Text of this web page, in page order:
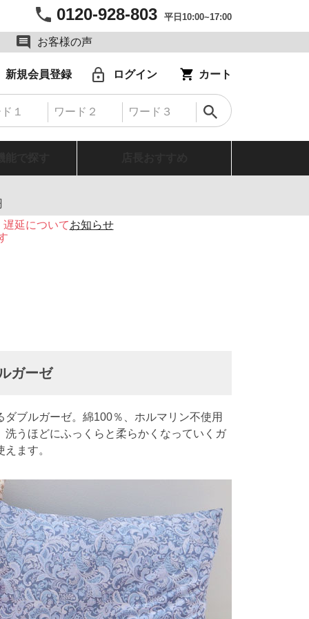
0120-928-803 平日10:00~17:00
お客様の声
新規会員登録 ログイン カート
延についてお知らせ
ガーゼ
ブルガーゼ。綿100％、ホルマリン不使用
うほどにふっくらと柔らかくなっていくガ
ます。